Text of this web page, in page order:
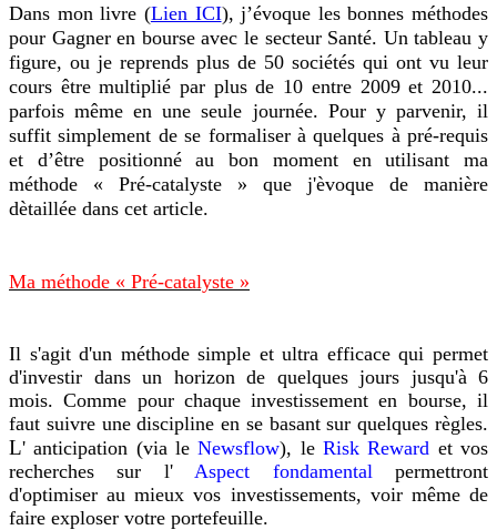
Dans mon livre (Lien ICI), j’évoque les bonnes méthodes
pour Gagner en bourse avec le secteur Santé. Un tableau y
figure, ou je reprends plus de 50 sociétés qui ont vu leur
cours être multiplié par plus de 10 entre 2009 et 2010...
parfois même en une seule journée. Pour y parvenir, il
suffit simplement de se formaliser à quelques à pré-requis
et d’être positionné au bon moment en utilisant ma
méthode « Pré-catalyste » que j'èvoque de manière
dètaillée dans cet article.
Ma méthode « Pré-catalyste »
Il s'agit d'un méthode simple et ultra efficace qui permet
d'investir dans un horizon de quelques jours jusqu'à 6
mois. Comme pour chaque investissement en bourse, il
faut suivre une discipline en se basant sur quelques règles.
L' anticipation (via leNewsflow), leRisk Reward et vos
recherches sur l' Aspect fondamental permettront
d'optimiser au mieux vos investissements, voir même de
faire exploser votre portefeuille.